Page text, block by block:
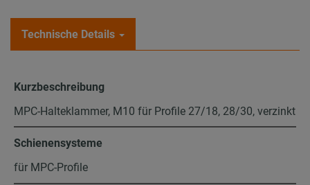
Technische Details
Kurzbeschreibung
MPC-Halteklammer, M10 für Profile 27/18, 28/30, verzinkt
Schienensysteme
für MPC-Profile